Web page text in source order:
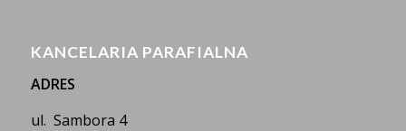
KANCELARIA PARAFIALNA
ADRES
ul. Sambora 4